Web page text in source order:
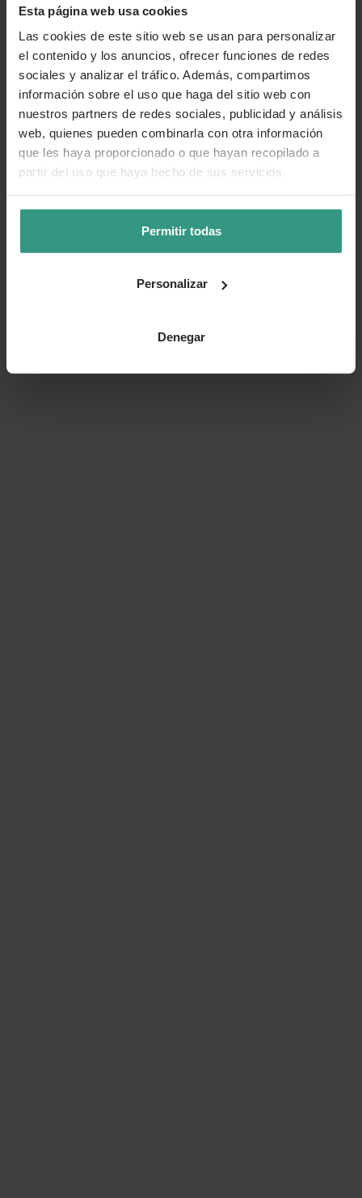
Esta página web usa cookies
Las cookies de este sitio web se usan para personalizar
el contenido y los anuncios, ofrecer funciones de redes
sociales y analizar el tráfico. Además, compartimos
información sobre el uso que haga del sitio web con
nuestros partners de redes sociales, publicidad y análisis
web, quienes pueden combinarla con otra información
que les haya proporcionado o que hayan recopilado a
partir del uso que haya hecho de sus servicios.
Permitir todas
Personalizar
Denegar